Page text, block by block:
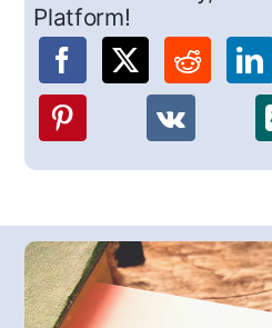
Platform!